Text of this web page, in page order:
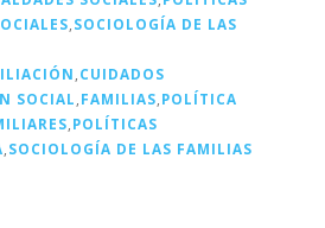
a
rt
ir
SOCIOLOGÍA DE LAS
CUIDADOS
SOCIAL FAMILIAS POLÍTICA
POLÍTICAS
SOCIOLOGÍA DE LAS FAMILIAS